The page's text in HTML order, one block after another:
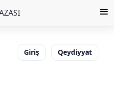
Giriş Qeydiyyat